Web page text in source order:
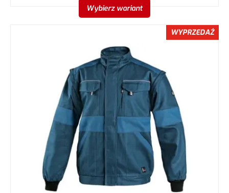
Wybierz wariant
WYPRZEDAŻ